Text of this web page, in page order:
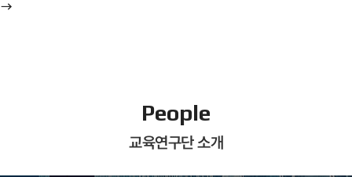
People
교육연구단 소개